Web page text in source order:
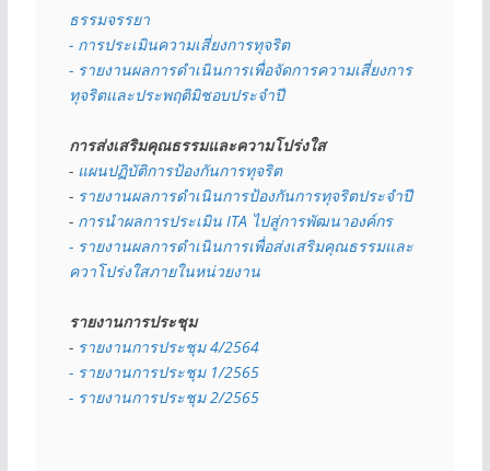
ธรรมจรรยา
- การประเมินความเสี่ยงการทุจริต
- รายงานผลการดำเนินการเพื่อจัดการความเสี่ยงการ
ทุจริตและประพฤติมิชอบประจำปี
การส่งเสริมคุณธรรมและความโปร่งใส
- แผนปฏิบัติการป้องกันการทุจริต
- รายงานผลการดำเนินการป้องกันการทุจริตประจำปี
- การนำผลการประเมิน ITA ไปสู่การพัฒนาองค์กร
- รายงานผลการดำเนินการเพื่อส่งเสริมคุณธรรมและ
ควาโปร่งใสภายในหน่วยงาน
รายงานการประชุม
- รายงานการประชุม 4/2564
- รายงานการประชุม 1/2565
- รายงานการประชุม 2/2565